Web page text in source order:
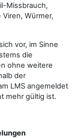
Missbrauch,
Würmer,
vor, im Sinne
die
ohne weitere
der
LMS angemeldet
mehr gültig ist.